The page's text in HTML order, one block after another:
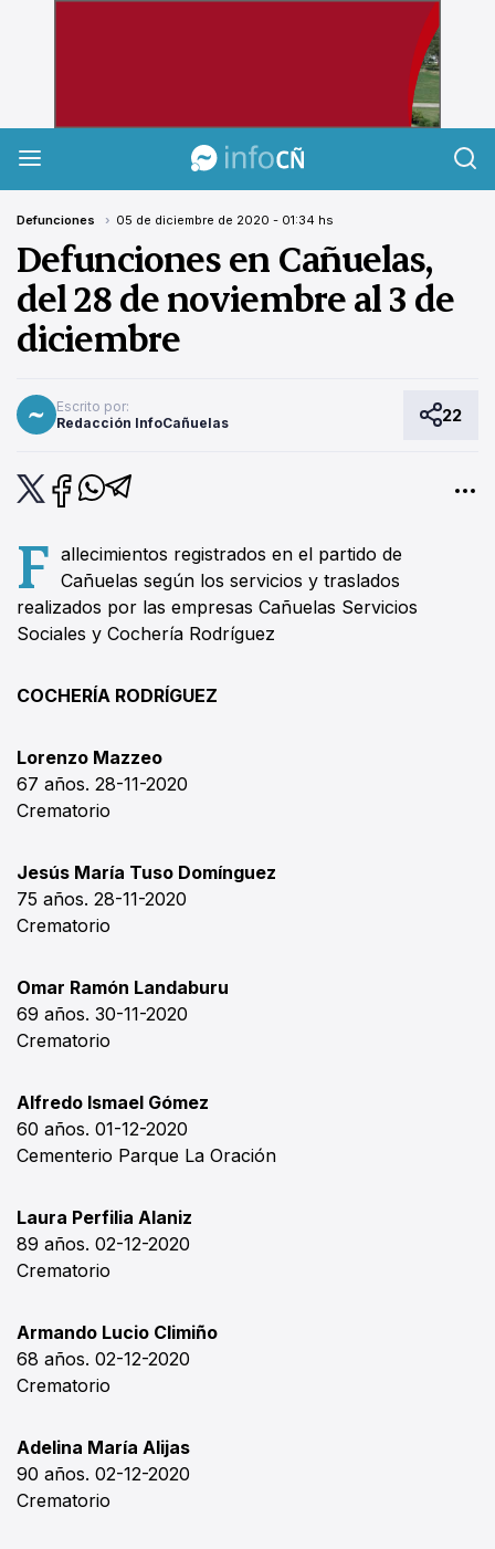
Defunciones 05 de diciembre de 2020 - 01:34 hs
Defunciones en Cañuelas,
del 28 de noviembre al 3 de
diciembre
Escrito por:
Redacción InfoCañuelas
22
F allecimientos registrados en el partido de
Cañuelas según los servicios y traslados
realizados por las empresas Cañuelas Servicios
Sociales y Cochería Rodríguez
COCHERÍA RODRÍGUEZ
Lorenzo Mazzeo
67 años. 28-11-2020
Crematorio
Jesús María Tuso Domínguez
75 años. 28-11-2020
Crematorio
Omar Ramón Landaburu
69 años. 30-11-2020
Crematorio
Alfredo Ismael Gómez
60 años. 01-12-2020
Cementerio Parque La Oración
Laura Perfilia Alaniz
89 años. 02-12-2020
Crematorio
Armando Lucio Climiño
68 años. 02-12-2020
Crematorio
Adelina María Alijas
90 años. 02-12-2020
Crematorio